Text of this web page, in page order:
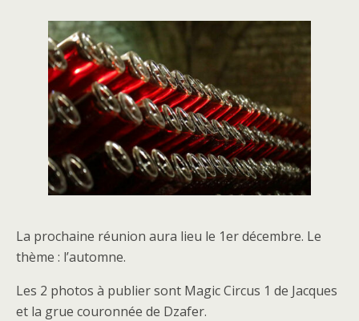
La prochaine réunion aura lieu le 1er décembre. Le
thème : l’automne.
Les 2 photos à publier sont Magic Circus 1 de Jacques
et la grue couronnée de Dzafer.